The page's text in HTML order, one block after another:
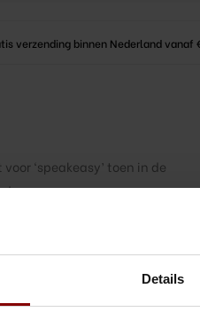
Details
verzending binnen Nederland vanaf
‘speakeasy’ toen in de